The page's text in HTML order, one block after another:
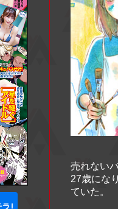
売れない
27歳にな
ていた。